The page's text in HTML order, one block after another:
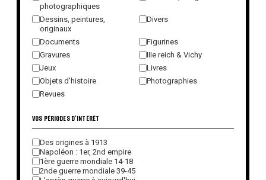
photographiques
Dessins, peintures,
originaux
Divers
Documents
Figurines
Gravures
IIIe reich & Vichy
Jeux
Livres
Objets d'histoire
Photographies
Revues
VOS PÉRIODES D'INTÉRÊT
Des origines à 1913
Napoléon : 1er, 2nd empire
1ère guerre mondiale 14-18
2nde guerre mondiale 39-45